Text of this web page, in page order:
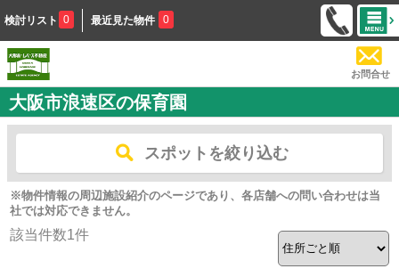
検討リスト 0 最近見た物件 0
お問合せ
大阪市浪速区の保育園
スポットを絞り込む
※物件情報の周辺施設紹介のページであり、各店舗への問い合わせは当
社では対応できません。
該当件数1件